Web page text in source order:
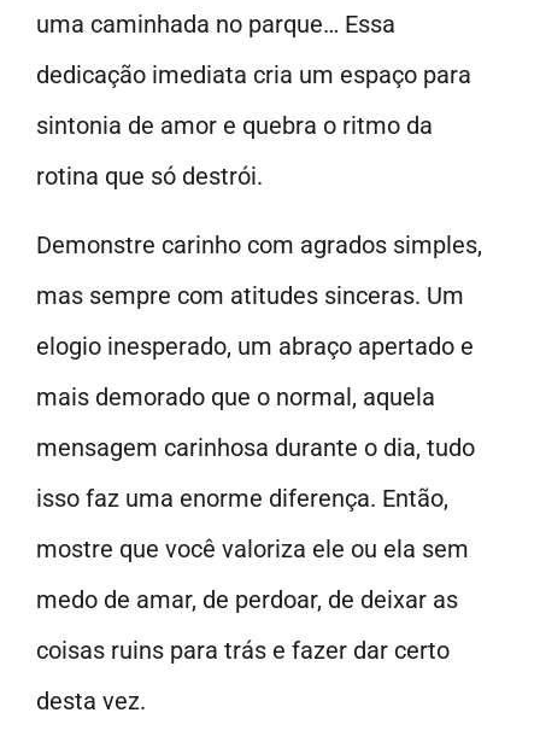
uma caminhada no parque… Essa
dedicação imediata cria um espaço para
sintonia de amor e quebra o ritmo da
rotina que só destrói.
Demonstre carinho com agrados simples,
mas sempre com atitudes sinceras. Um
elogio inesperado, um abraço apertado e
mais demorado que o normal, aquela
mensagem carinhosa durante o dia, tudo
isso faz uma enorme diferença. Então,
mostre que você valoriza ele ou ela sem
medo de amar, de perdoar, de deixar as
coisas ruins para trás e fazer dar certo
desta vez.